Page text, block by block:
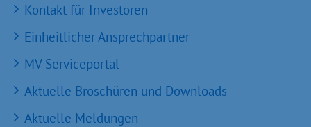
Kontakt für Investoren
Einheitlicher Ansprechpartner
MV Serviceportal
Aktuelle Broschüren und Downloads
Aktuelle Meldungen